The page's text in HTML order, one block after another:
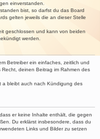
einverstanden.
bist, so darfst du das Board
gelten jeweils die an dieser Stelle
geschlossen und kann von beiden
werden.
Betreiber ein einfaches, zeitlich und
deinen Beitrag im Rahmen des
a bleibt auch nach Kündigung des
er keine Inhalte enthält, die gegen
Du erklärst insbesondere, dass du
Links und Bilder zu setzen